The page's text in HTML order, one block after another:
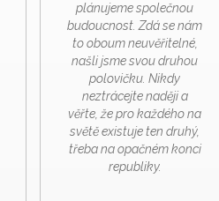
plánujeme společnou
budoucnost. Zdá se nám
to oboum neuvěřitelné,
našli jsme svou druhou
polovičku. Nikdy
neztrácejte naději a
věřte, že pro každého na
světě existuje ten druhý,
třeba na opačném konci
republiky.